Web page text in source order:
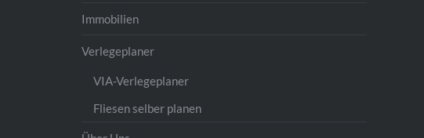
Immobilien
Verlegeplaner
VIA-Verlegeplaner
Fliesen selber planen